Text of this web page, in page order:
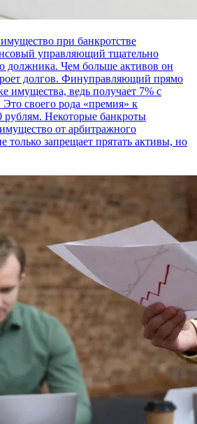
при банкротстве
управляющий тщательно
должника. Чем больше активов он
долгов. Финуправляющий прямо
имущества, ведь получает 7% с
своего рода «премия» к
Некоторые банкроты
от арбитражного
только запрещает прятать активы, но